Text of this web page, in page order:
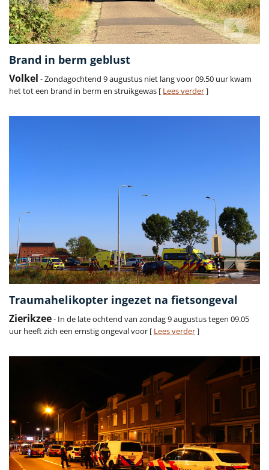
Brand in berm geblust
Volkel - Zondagochtend 9 augustus niet lang voor 09.50 uur kwam
het tot een brand in berm en struikgewas [ Lees verder]
Traumahelikopter ingezet na fietsongeval
Zierikzee- In de late ochtend van zondag 9 augustus tegen 09.05
uur heeft zich een ernstig ongeval voor [ Lees verder]